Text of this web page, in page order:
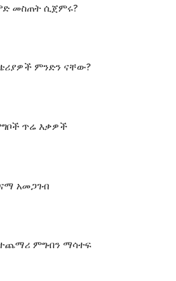
መስጠት ሲጀምሩ?
ምንድን ናቸው?
ጥሬ እቃዎች
አመጋገብ
ተጨማሪ ምግብን ማሳተፍ